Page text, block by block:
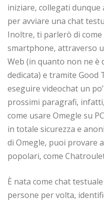
iniziare, collegati dunque
per avviare una chat
Inoltre, ti parlerò di
smartphone, attraverso
Web (in quanto non ne è
dedicata) e tramite Good
eseguire videochat un
prossimi paragrafi,
come usare Omegle su
in totale sicurezza e
di Omegle, puoi provare
popolari, come
È nata come chat
persone per volta,